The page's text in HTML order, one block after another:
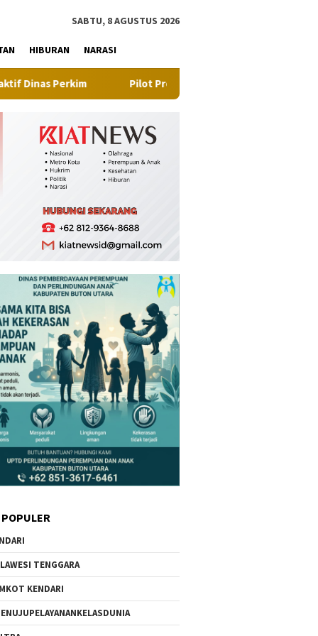
SABTU, 8 AGUSTUS 2026
HIBURAN NARASI
Pilot Project, Kementerian ATR/BPN Uji Coba Layanan
TENGGARA
KENDARI